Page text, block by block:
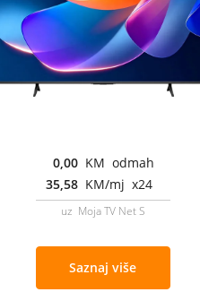
0,00 KM odmah
35,58 KM/mj x24
uz Moja TV Net S
Saznaj više